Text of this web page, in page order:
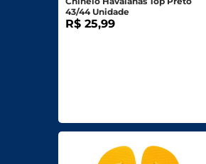
Doces E Sobremesas
43/44 Unidade
R$ 25,99